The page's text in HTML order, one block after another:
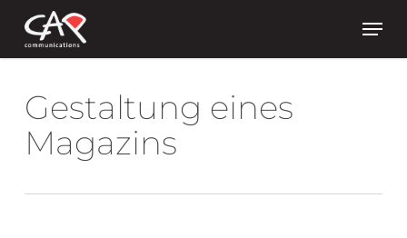
main
Gestaltung eines
Magazins